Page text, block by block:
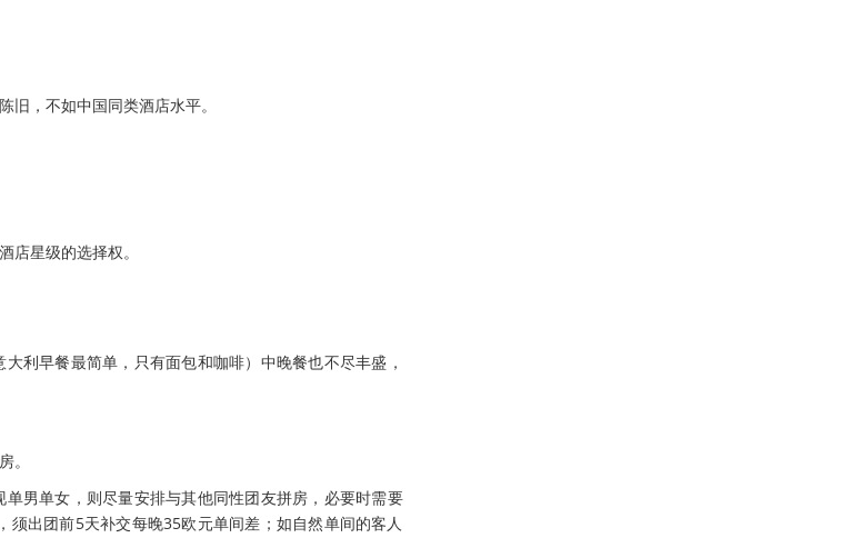
，不如中国同类酒店水平。
星级的选择权。
利早餐最简单，只有面包和咖啡）中晚餐也不尽丰盛，
。
男单女，则尽量安排与其他同性团友拼房，必要时需要
出团前5天补交每晚35欧元单间差；如自然单间的客人